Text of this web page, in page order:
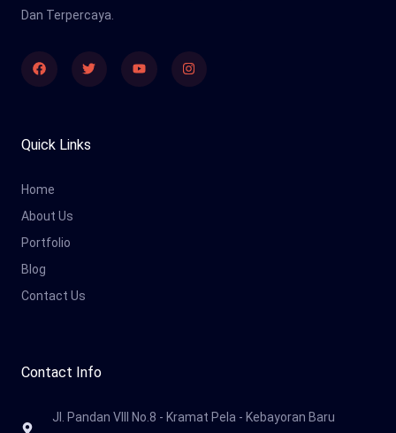
Dan Terpercaya.
FacebookTwitter YoutubeInstagram
Quick Links
Home
About Us
Portfolio
Blog
Contact Us
Contact Info
Jl. Pandan VIII No.8 - Kramat Pela - Kebayoran Baru